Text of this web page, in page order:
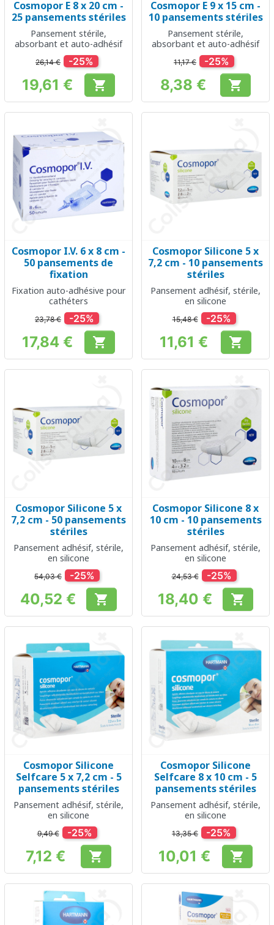
Cosmopor E 8 x 20 cm -
25 pansements stériles
Pansement stérile,
absorbant et auto-adhésif
26,14 € -25%
Prix
19,61 € 
Cosmopor E 9 x 15 cm -
10 pansements stériles
Pansement stérile,
absorbant et auto-adhésif
11,17 € -25%
Prix
8,38 € 
Cosmopor I.V. 6 x 8 cm -
50 pansements de
fixation
Fixation auto-adhésive pour
cathéters
23,78 € -25%
Prix
17,84 € 
Cosmopor Silicone 5 x
7,2 cm - 10 pansements
stériles
Pansement adhésif, stérile,
en silicone
15,48 € -25%
Prix
11,61 € 
Cosmopor Silicone 5 x
7,2 cm - 50 pansements
stériles
Pansement adhésif, stérile,
en silicone
54,03 € -25%
Prix
40,52 € 
Cosmopor Silicone 8 x
10 cm - 10 pansements
stériles
Pansement adhésif, stérile,
en silicone
24,53 € -25%
Prix
18,40 € 
Cosmopor Silicone
Selfcare 5 x 7,2 cm - 5
pansements stériles
Pansement adhésif, stérile,
en silicone
9,49 € -25%
Prix
7,12 € 
Cosmopor Silicone
Selfcare 8 x 10 cm - 5
pansements stériles
Pansement adhésif, stérile,
en silicone
13,35 € -25%
Prix
10,01 € 